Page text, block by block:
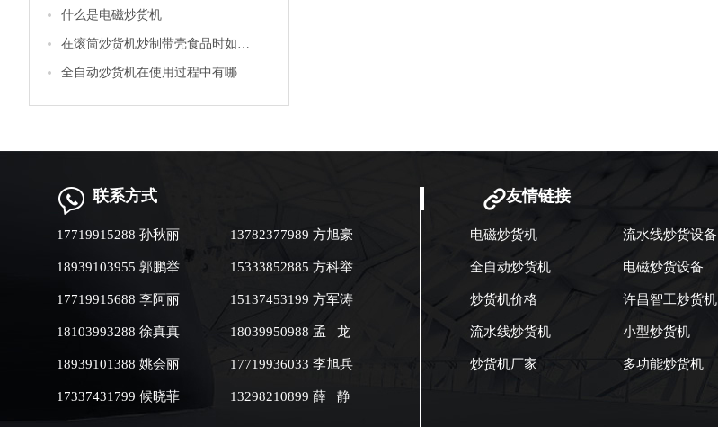
什么是电磁炒货机
在滚筒炒货机炒制带壳食品时如花生等，怎样才能使它的卖相更好
全自动炒货机在使用过程中有哪些注意事项
联系方式
17719915288 孙秋丽 13782377989 方旭豪
18939103955 郭鹏举 15333852885 方科举
17719915688 李阿丽 15137453199 方军涛
18103993288 徐真真 18039950988 孟 龙
18939101388 姚会丽 17719936033 李旭兵
17337431799 候晓菲 13298210899 薛 静
友情链接
电磁炒货机 流水线炒货设备
全自动炒货机 电磁炒货设备
炒货机价格 许昌智工炒货机
流水线炒货机 小型炒货机
炒货机厂家 多功能炒货机